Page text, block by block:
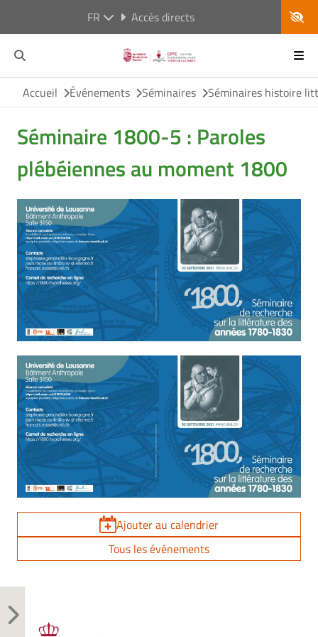
FR Accès directs
Accueil Événements Séminaires Séminaires histoire
Séminaire 1800-5 : Paroles
plébéiennes au moment 1800
Ajouter au calendrier
Tous les événements